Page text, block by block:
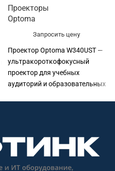
Проекторы
Optoma
Запросить цену
Проектор Optoma W340UST —
ультракороткофокусный
проектор для учебных
аудиторий и образовательных
яркость: 4 000 лм.